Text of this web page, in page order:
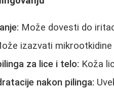
Može dovesti do
izazvati mikrootkidine
za lice i telo: Koža
nakon pilinga: